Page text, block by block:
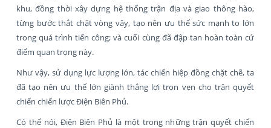
khu, đồng thời xây dựng hệ thống trận địa và giao thông hào,
từng bước thắt chặt vòng vây, tạo nên ưu thế sức mạnh to lớn
trong quá trình tiến công; và cuối cùng đã đập tan hoàn toàn cứ
điểm quan trọng này.
Như vậy, sử dụng lực lượng lớn, tác chiến hiệp đồng chặt chẽ, ta
đã tạo nên ưu thế lớn giành thắng lợi trọn vẹn cho trận quyết
chiến chiến lược Điện Biên Phủ.
Có thể nói, Điện Biên Phủ là một trong những trận quyết chiến